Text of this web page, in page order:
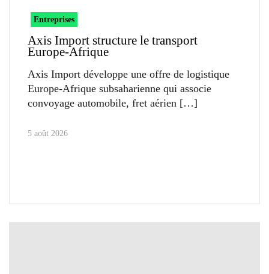
Entreprises
Axis Import structure le transport
Europe-Afrique
Axis Import développe une offre de logistique
Europe-Afrique subsaharienne qui associe
convoyage automobile, fret aérien
5 août 2026